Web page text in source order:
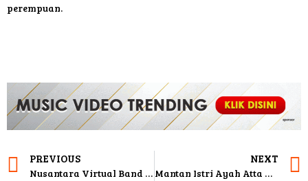
perempuan.
PREVIOUS
Nusantara Virtual Band Competition, Bersama Membantu Musisi di Indonesia
NEXT
Mantan Istri Ayah Atta Halilintar Bercerai Lantaran Tak Dinafkahi